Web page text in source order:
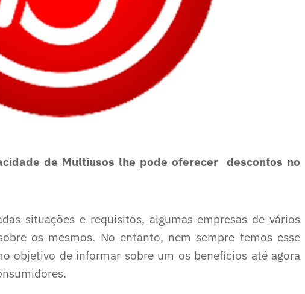
de Multiusos lhe pode oferecer descontos no
situações e requisitos, algumas empresas de vários
os mesmos. No entanto, nem sempre temos esse
objetivo de informar sobre um os benefícios até agora